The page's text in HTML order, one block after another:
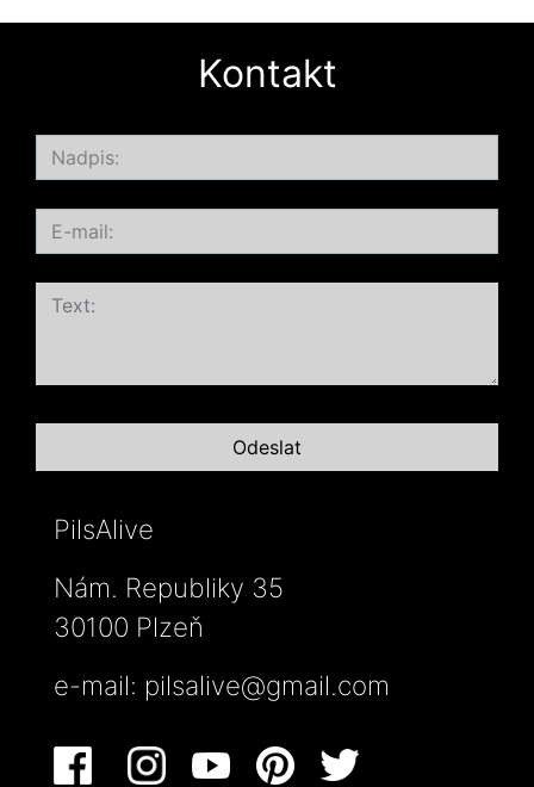
Kontakt
PilsAlive
Nám. Republiky 35
30100 Plzeň
e-mail: pilsalive@gmail.com